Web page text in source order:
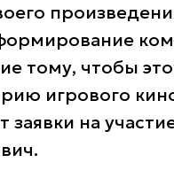
тому, чтобы
игрового
заявки на